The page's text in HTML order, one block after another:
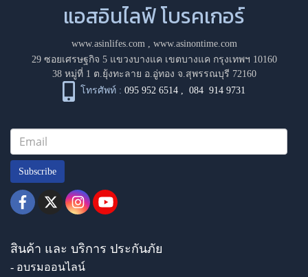
แอสอินไลฟ์ โบรคเกอร์
www.asinlifes.com, www.asinontime.com
29 ซอยเศรษฐกิจ 5 แขวงบางแค เขตบางแค กรุงเทพฯ 10160
38 หมู่ที่ 1 ต.ยุ้งทะลาย อ.อู่ทอง จ.สุพรรณบุรี 72160
โทรศัพท์ : 095 952 6514 ,084 914 9731
Subscribe
สินค้า และ บริการ ประกันภัย
- อบรมออนไลน์